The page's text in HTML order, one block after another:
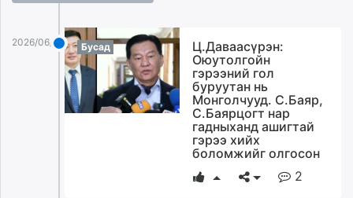
2026/06/29 Бусад
Ц.Даваасүрэн:
Оюутолгойн
гэрээний гол
буруутан нь
Монголчууд. С.Баяр,
С.Баярцогт нар
гадныханд ашигтай
гэрээ хийх
боломжийг олгосон
2